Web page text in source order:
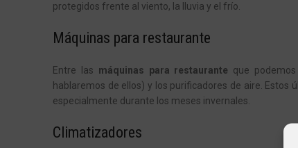
protegidos frente al viento, la lluvia y el frío.
Máquinas para restaurante
Entre las máquinas para restaurante que
hablaremos de ellos) y los purificadores de aire. Estos
especialmente durante los meses invernales.
Climatizadores